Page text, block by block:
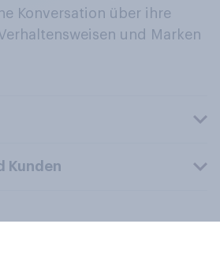
Konversation über ihre
und Marken
Kunden
PLC. Alle Rechte vorbehalten.